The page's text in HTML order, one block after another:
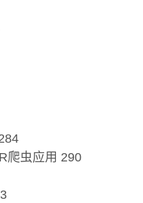
爬虫应用 290